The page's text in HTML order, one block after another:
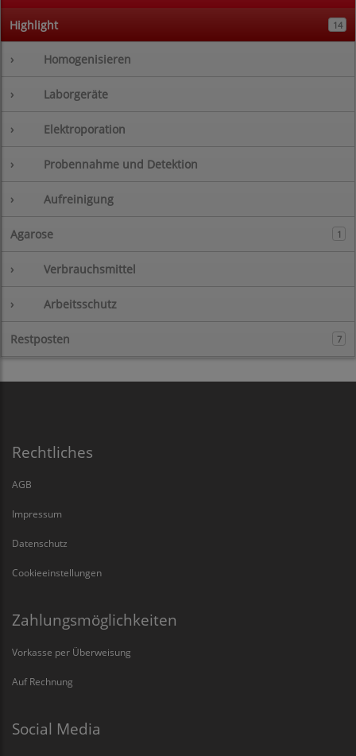
Highlight 14
› Homogenisieren
› Laborgeräte
› Elektroporation
› Probennahme und Detektion
› Aufreinigung
Agarose 1
› Verbrauchsmittel
› Arbeitsschutz
Restposten 7
Rechtliches
AGB
Impressum
Datenschutz
Cookieeinstellungen
Zahlungsmöglichkeiten
Vorkasse per Überweisung
Auf Rechnung
Social Media